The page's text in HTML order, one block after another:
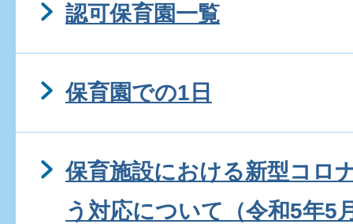
認可保育園一覧
保育園での1日
保育施設における新型コロ
う対応について（令和5年5